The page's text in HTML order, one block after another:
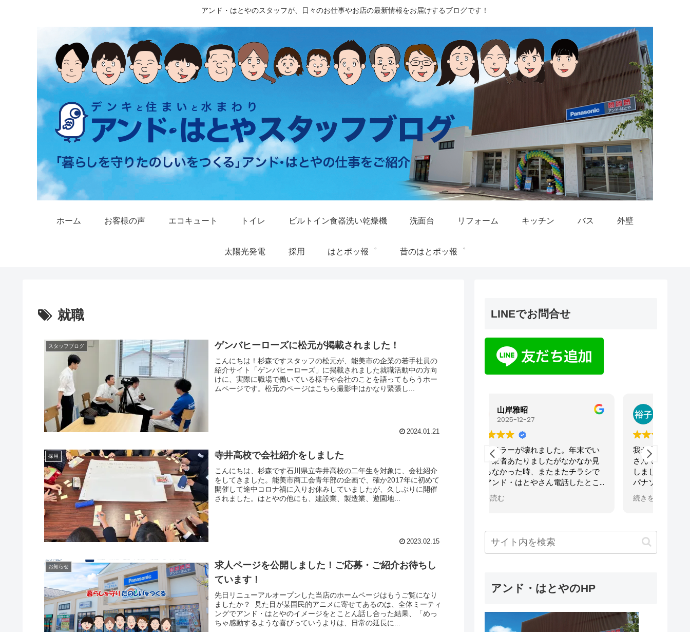
アンド・はとやのスタッフが、日々のお仕事やお店の最新情報をお届けするブログです！
ホーム お客様の声 エコキュート トイレ ビルトイン食器洗い乾燥機 洗面台 リフォーム キッチン バス 外壁
太陽光発電 採用 はとポッ報゜ 昔のはとポッ報゜
就職
スタッフブログ ゲンバヒーローズに松元が掲載されました！
こんにちは！杉森ですスタッフの松元が、能美市の企業の若手社員の
紹介サイト「ゲンバヒーローズ」に掲載されました就職活動中の方向
けに、実際に職場で働いている様子や会社のことを語ってもらうホー
ムページです。松元のページはこちら撮影中はかなり緊張し...
2024.01.21
採用 寺井高校で会社紹介をしました
こんにちは、杉森です石川県立寺井高校の二年生を対象に、会社紹介
をしてきました。能美市商工会青年部の企画で、確か2017年に初めて
開催して途中コロナ禍に入りお休みしていましたが、久しぶりに開催
されました。はとやの他にも、建設業、製造業、遊園地...
2023.02.15
お知らせ
求人ページを公開しました！ご応募・ご紹介お待ちし
ています！
先日リニューアルオープンした当店のホームページはもうご覧になり
ましたか？ 見た目が某国民的アニメに寄せてあるのは、全体ミーティ
ングでアンド・はとやのイメージをとことん話し合った結果、「めっ
ちゃ感動するような喜びっていうよりは、日常の延長に...
LINEでお問合せ
くつか業者あたりましたがなかなか見
つからなかった時、またまたチラシで
見たアンド・はとやさん電話したとこ
ろすぐに対応しますとの事でその日の
うちに見に来てもらい作業者のかたが
あった時も迷わずアンド・はとやさん
にお願いしようと思います。
続きを読む
2025-12-06
我が家の電化製品、電気工事はハトヤ
さんです!この間は台所のリフォームを
しました😊こだわりキッチンの機種や
パナソニックのカウンターや収納棚も
その間の対応も早く、いつもながら丁
やっぱり信用と安心はアンド・はとや
さんです!
続きを読む
アンド・はとやのHP